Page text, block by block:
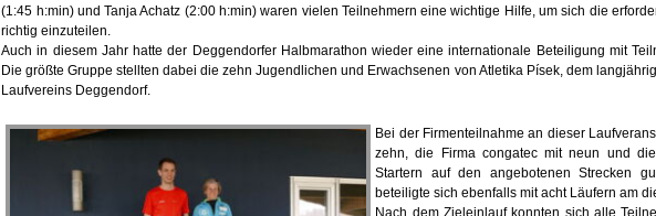
(1:45 h:min) und Tanja Achatz (2:00 h:min) waren vielen Teilnehmern eine wichtige Hilfe, um sich die
richtig einzuteilen.
Auch in diesem Jahr hatte der Deggendorfer Halbmarathon wieder eine internationale Beteiligung mit
Die größte Gruppe stellten dabei die zehn Jugendlichen und Erwachsenen von Atletika Písek, dem
Laufvereins Deggendorf.
Bei der Firmenteilnahme an dieser
zehn, die Firma congatec mit neun und
Startern auf den angebotenen Strecken
beteiligte sich ebenfalls mit acht Läufern am
Nach dem Zieleinlauf konnten sich alle